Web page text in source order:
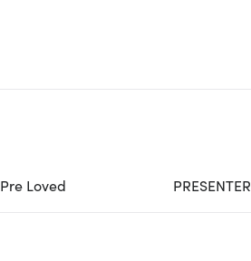
Pre Loved PRESENTER